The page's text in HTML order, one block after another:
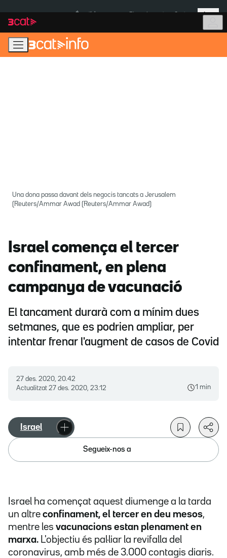
navegació
principal
contingut
Més
Una dona passa davant dels negocis tancats a Jerusalem
(Reuters/Ammar Awad (Reuters/Ammar Awad)
Israel comença el tercer
confinament, en plena
campanya de vacunació
El tancament durarà com a mínim dues
setmanes, que es podrien ampliar, per
intentar frenar l'augment de casos de Covid
27 des. 2020, 20.42
Actualitzat 27 des. 2020, 23.12 1 min
Israel
Segueix-nos a
Israel ha començat aquest diumenge a la tarda
un altre confinament, el tercer en deu mesos,
mentre les vacunacions estan plenament en
marxa. L'objectiu és pal·liar la revifalla del
coronavirus, amb més de 3.000 contagis diaris.